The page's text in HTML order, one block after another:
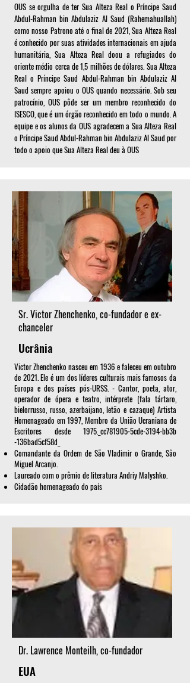
OUS se orgulha de ter Sua Alteza Real o Príncipe Saud
Abdul-Rahman bin Abdulaziz Al Saud (Rahemahuallah)
como nosso Patrono até o final de 2021, Sua Alteza Real
é conhecido por suas atividades internacionais em ajuda
humanitária, Sua Alteza Real doou a refugiados do
oriente médio cerca de 1,5 milhões de dólares. Sua Alteza
Real o Príncipe Saud Abdul-Rahman bin Abdulaziz Al
Saud sempre apoiou o OUS quando necessário. Sob seu
patrocínio, OUS pôde ser um membro reconhecido do
ISESCO, que é um órgão reconhecido em todo o mundo. A
equipe e os alunos da OUS agradecem a Sua Alteza Real
o Príncipe Saud Abdul-Rahman bin Abdulaziz Al Saud por
todo o apoio que Sua Alteza Real deu à OUS
Sr. Victor Zhenchenko, co-fundador e ex-
chanceler
Ucrânia
Victor Zhenchenko nasceu em 1936 e faleceu em outubro
de 2021. Ele é um dos líderes culturais mais famosos da
Europa e dos países pós-URSS. - Cantor, poeta, ator,
operador de ópera e teatro, intérprete (fala tártaro,
bielorrusso, russo, azerbaijano, letão e cazaque) Artista
Homenageado em 1997, Membro da União Ucraniana de
Escritores desde 1975._cc781905-5cde-3194-bb3b
-136bad5cf58d_
Comandante da Ordem de São Vladimir o Grande, São
Miguel Arcanjo.
Laureado com o prêmio de literatura Andriy Malyshko.
Cidadão homenageado do país
Dr. Lawrence Monteilh, co-fundador
EUA